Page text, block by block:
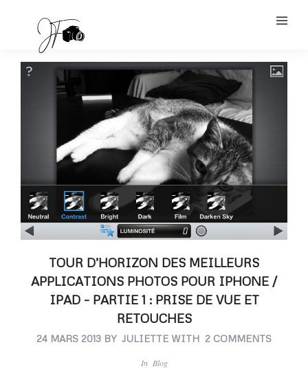
TOUR D’HORIZON DES MEILLEURS
APPLICATIONS PHOTOS POUR IPHONE /
IPAD – PARTIE 1 : PRISE DE VUE ET
RETOUCHES
24 MARS 2013 BY JULIETTE WITH 2 COMMENTS
In Blog